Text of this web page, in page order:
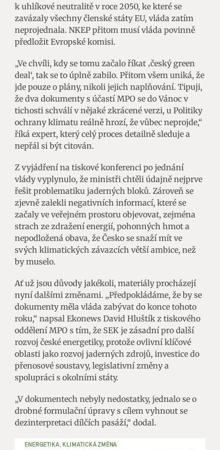
k uhlíkové neutralitě v roce 2050, ke které se
zavázaly všechny členské státy EU, vláda zatím
neprojednala. NKEP přitom musí vláda povinně
předložit Evropské komisi.
„Ve chvíli, kdy se tomu začalo říkat ‚český green
deal‘, tak se to úplně zabilo. Přitom všem uniká, že
jde pouze o plány, nikoli jejich naplňování. Tipuji,
že dva dokumenty s účastí MPO se do Vánoc v
tichosti schválí v nějaké zkrácené verzi, u Politiky
ochrany klimatu reálně hrozí, že vůbec neprojde,“
říká expert, který celý proces detailně sleduje a
nepřál si být citován.
Z vyjádření na tiskové konferenci po jednání
vlády vyplynulo, že ministři chtěli údajně nejprve
řešit problematiku jaderných bloků. Zároveň se
zjevně zalekli negativních informací, které se
začaly ve veřejném prostoru objevovat, zejména
strach ze zdražení energií, pohonných hmot a
nepodložená obava, že Česko se snaží mít ve
svých klimatických závazcích větší ambice, než
by muselo.
Ať už jsou důvody jakékoli, materiály procházejí
nyní dalšími změnami. „Předpokládáme, že by se
dokumenty měla vláda zabývat do konce tohoto
roku,“ napsal Ekonews David Hluštík z tiskového
oddělení MPO s tím, že SEK je zásadní pro další
rozvoj české energetiky, protože ovlivní klíčové
oblasti jako rozvoj jaderných zdrojů, investice do
přenosové soustavy, legislativní změny a
spolupráci s okolními státy.
„V dokumentech nebyly nedostatky, jednalo se o
drobné formulační úpravy s cílem vyhnout se
dezinterpretaci dílčích pasáží,“ dodal.
ENERGETIKA, KLIMATICKÁ ZMĚNA